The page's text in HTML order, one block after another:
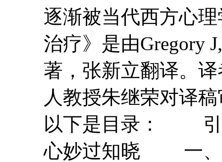
逐渐被当代西方
治疗》是由Gregory
著，张新立翻译。
人教授朱继荣对译
以下是目录
心妙过知晓 一、